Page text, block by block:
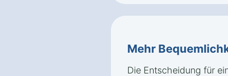
Mehr
Die Entscheidung für